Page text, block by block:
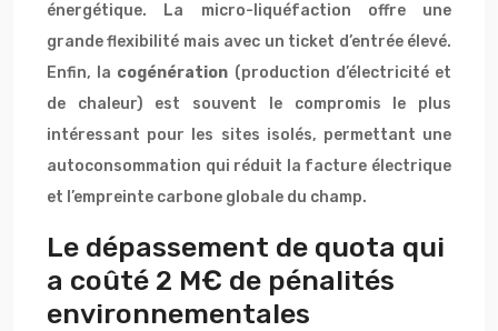
énergétique. La micro-liquéfaction offre une
grande flexibilité mais avec un ticket d’entrée élevé.
Enfin, la cogénération (production d’électricité et
de chaleur) est souvent le compromis le plus
intéressant pour les sites isolés, permettant une
autoconsommation qui réduit la facture électrique
et l’empreinte carbone globale du champ.
Le dépassement de quota qui
a coûté 2 M€ de pénalités
environnementales